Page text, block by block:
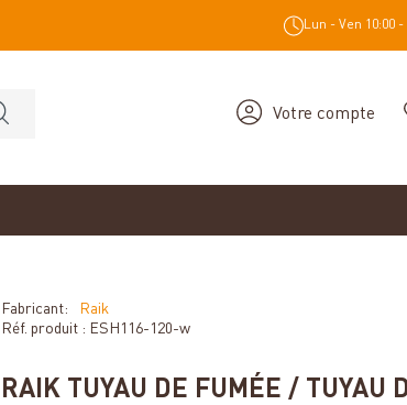
Lun - Ven 10:00 -
Votre compte
Fabricant:
Raik
Réf. produit : ESH116-120-w
RAIK TUYAU DE FUMÉE / TUYAU